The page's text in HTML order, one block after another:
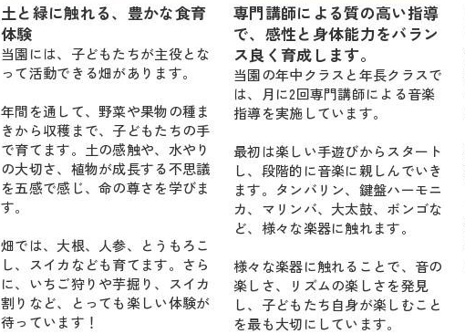
土と緑に触れる、豊かな食育
体験
当園には、子どもたちが主役とな
って活動できる畑があります。
年間を通して、野菜や果物の種ま
きから収穫まで、子どもたちの手
で育てます。土の感触や、水やり
の大切さ、植物が成長する不思議
を五感で感じ、命の尊さを学びま
す。
畑では、大根、人参、とうもろこ
し、スイカなども育てます。さら
に、いちご狩りや芋掘り、スイカ
割りなど、とっても楽しい体験が
待っています！
専門講師による質の高い指導
で、感性と身体能力をバラン
ス良く育成します。
当園の年中クラスと年長クラスで
は、月に2回専門講師による音楽
指導を実施しています。
最初は楽しい手遊びからスタート
し、段階的に音楽に親しんでいき
ます。タンバリン、鍵盤ハーモニ
カ、マリンバ、大太鼓、ボンゴな
ど、様々な楽器に触れます。
様々な楽器に触れることで、音の
楽しさ、リズムの楽しさを発見
し、子どもたち自身が楽しむこと
を最も大切にしています。